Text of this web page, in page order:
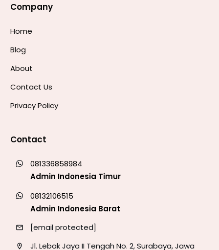
Company
Home
Blog
About
Contact Us
Privacy Policy
Contact
081336858984
Admin Indonesia Timur
08132106515
Admin Indonesia Barat
[email protected]
Jl. Lebak Jaya II Tengah No. 2, Surabaya, Jawa